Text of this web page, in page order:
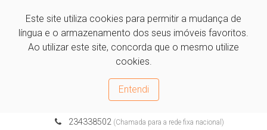
Este site utiliza cookies para permitir a mudança de
língua e o armazenamento dos seus imóveis favoritos.
Ao utilizar este site, concorda que o mesmo utilize
cookies.
Entendi
234338502(Chamada para a rede fixa nacional)